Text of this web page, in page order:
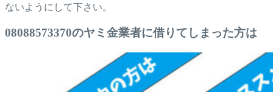
ないようにして下さい。
08088573370のヤミ金業者に借りてしまった方は